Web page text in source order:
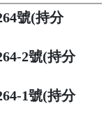
號(持分
2號(持分
1號(持分